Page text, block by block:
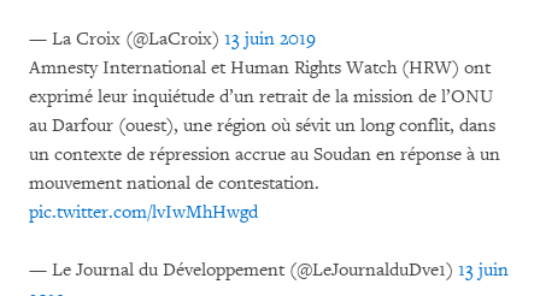
— La Croix (@LaCroix) 13 juin 2019
Amnesty International et Human Rights Watch (HRW) ont
exprimé leur inquiétude d’un retrait de la mission de l’ONU
au Darfour (ouest), une région où sévit un long conflit, dans
un contexte de répression accrue au Soudan en réponse à un
mouvement national de contestation.
pic.twitter.com/lvIwMhHwgd
— Le Journal du Développement (@LeJournalduDve1) 13 juin